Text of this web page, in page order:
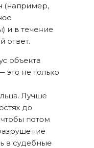
(например,
и в течение
ответ.
объекта
это не только
Лучше
до
потом
в судебные